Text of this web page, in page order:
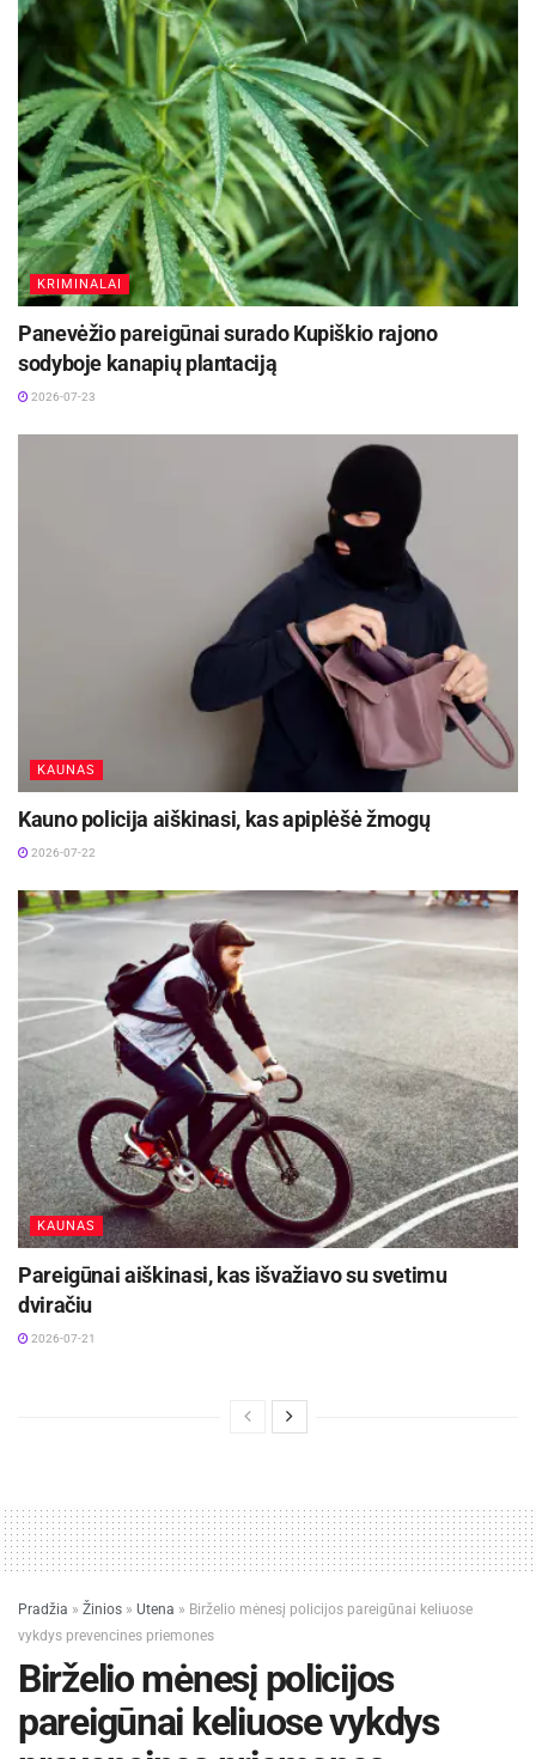
KRIMINALAI
Panevėžio pareigūnai surado Kupiškio rajono
sodyboje kanapių plantaciją
2026-07-23
KAUNAS
Kauno policija aiškinasi, kas apiplėšė žmogų
2026-07-22
KAUNAS
Pareigūnai aiškinasi, kas išvažiavo su svetimu
dviračiu
2026-07-21
Pradžia » Žinios » Utena » Birželio mėnesį policijos pareigūnai keliuose
vykdys prevencines priemones
Birželio mėnesį policijos
pareigūnai keliuose vykdys